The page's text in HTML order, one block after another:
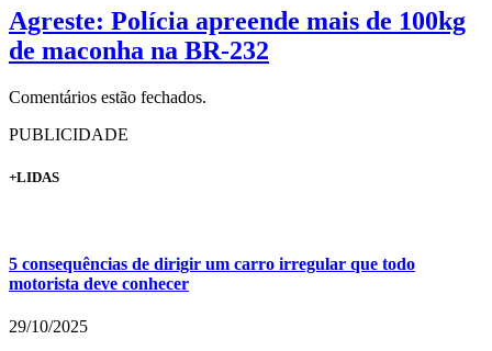
Agreste: Polícia apreende mais de 100kg
de maconha na BR-232
Comentários estão fechados.
PUBLICIDADE
+LIDAS
5 consequências de dirigir um carro irregular que todo
motorista deve conhecer
29/10/2025